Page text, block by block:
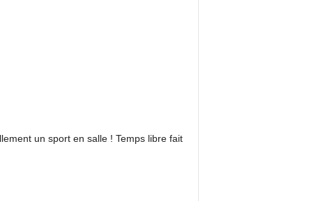
un sport en salle ! Temps libre fait